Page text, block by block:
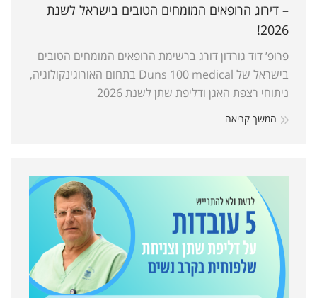
– דירוג הרופאים המומחים הטובים בישראל לשנת
2026!
פרופ’ דוד גורדון דורג ברשימת הרופאים המומחים הטובים
בישראל של Duns 100 medical בתחום האורוגינקולוגיה,
ניתוחי רצפת האגן ודליפת שתן לשנת 2026
המשך קריאה